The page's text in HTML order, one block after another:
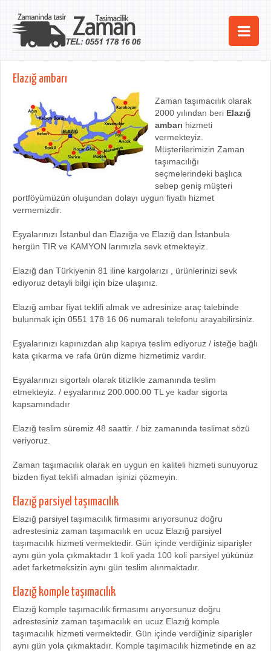
Ana Sayfa
Şehirler
Hizmetlerimiz
Kurumsal
Elazığ ambarı
Zaman taşımacılık olarak
2000 yılından beri Elazığ
ambarı hizmeti
vermekteyiz.
Müşterilerimizin Zaman
taşımacılığı
seçmelerindeki başlıca
sebep geniş müşteri
portföyümüzün oluşundan dolayı uygun fiyatlı hizmet
vermemizdir.
Eşyalarınızı İstanbul dan Elazığa ve Elazığ dan İstanbula
hergün TIR ve KAMYON larımızla sevk etmekteyiz.
Elazığ dan Türkiyenin 81 iline kargolarızı , ürünlerinizi sevk
ediyoruz detayli bilgi için bize ulaşınız.
Elazığ ambar fiyat teklifi almak ve adresinize araç talebinde
bulunmak için 0551 178 16 06 numaralı telefonu arayabilirsiniz.
Eşyalarınızı kapınızdan alıp kapıya teslim ediyoruz / isteğe bağlı
kata çıkarma ve rafa ürün dizme hizmetimiz vardır.
Eşyalarınızı sigortalı olarak titizlikle zamanında teslim
etmekteyiz. / eşyalarınız 200.000.00 TL ye kadar sigorta
kapsamındadır
Elazığ teslim süremiz 48 saattir. / biz zamanında teslimat sözü
veriyoruz.
Zaman taşımacılık olarak en uygun en kaliteli hizmeti sunuyoruz
bizden fiyat teklifi almadan işinizi çözmeyin.
Elazığ parsiyel taşımacılık
Elazığ parsiyel taşımacılık firmasımı arıyorsunuz doğru
adrestesiniz zaman taşımacılık en ucuz Elazığ parsiyel
taşımacılık hizmeti vermektedir. Gün içinde verdiğiniz siparişler
aynı gün yola çıkmaktadır 1 koli yada 100 koli parsiyel yükünüz
adet farketmeksizin aynı gün teslim alınmaktadır.
Elazığ komple taşımacılık
Elazığ komple taşımacılık firmasımı arıyorsunuz doğru
adrestesiniz zaman taşımacılık en ucuz Elazığ komple
taşımacılık hizmeti vermektedir. Gün içinde verdiğiniz siparişler
aynı gün yola çıkmaktadır. Komple taşımacılık hizmetinde en az